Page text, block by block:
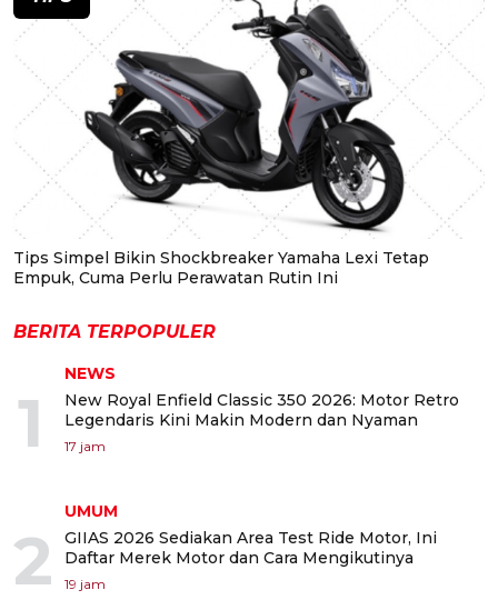
Tips Simpel Bikin Shockbreaker Yamaha Lexi Tetap
Empuk, Cuma Perlu Perawatan Rutin Ini
BERITA TERPOPULER
1
NEWS
New Royal Enfield Classic 350 2026: Motor Retro
Legendaris Kini Makin Modern dan Nyaman
17 jam
2
UMUM
GIIAS 2026 Sediakan Area Test Ride Motor, Ini
Daftar Merek Motor dan Cara Mengikutinya
19 jam